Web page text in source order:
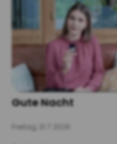
Gute Nacht
Freitag, 31.7.2026